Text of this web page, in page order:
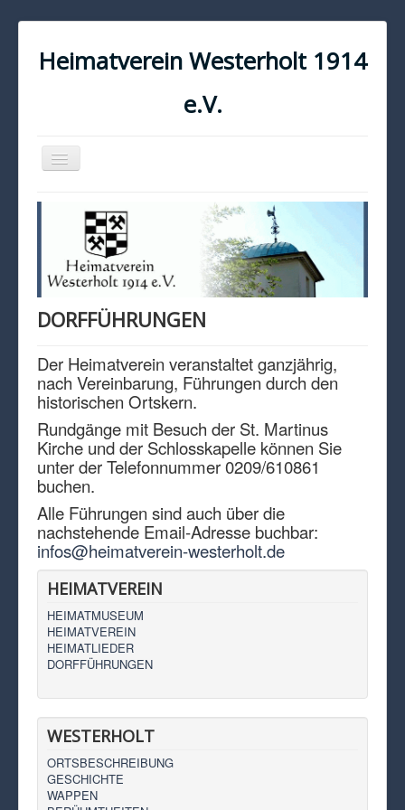
Heimatverein Westerholt 1914
e.V.
Navigation
an/aus
KONTAKT
IMPRESSUM
DATENSCHUTZ
DORFFÜHRUNGEN
Der Heimatverein veranstaltet ganzjährig,
nach Vereinbarung, Führungen durch den
historischen Ortskern.
Rundgänge mit Besuch der St. Martinus
Kirche und der Schlosskapelle können Sie
unter der Telefonnummer 0209/610861
buchen.
Alle Führungen sind auch über die
nachstehende Email-Adresse buchbar:
infos@heimatverein-westerholt.de
HEIMATVEREIN
HEIMATMUSEUM
HEIMATVEREIN
HEIMATLIEDER
DORFFÜHRUNGEN
WESTERHOLT
ORTSBESCHREIBUNG
GESCHICHTE
WAPPEN